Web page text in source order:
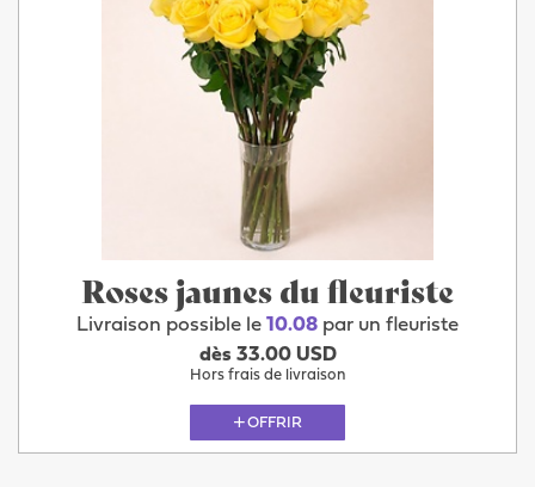
Roses jaunes du fleuriste
Livraison possible le 10.08 par un fleuriste
dès 33.00 USD
Hors frais de livraison
OFFRIR